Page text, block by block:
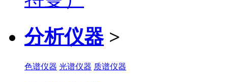
分析仪器 >
色谱仪器 光谱仪器 质谱仪器